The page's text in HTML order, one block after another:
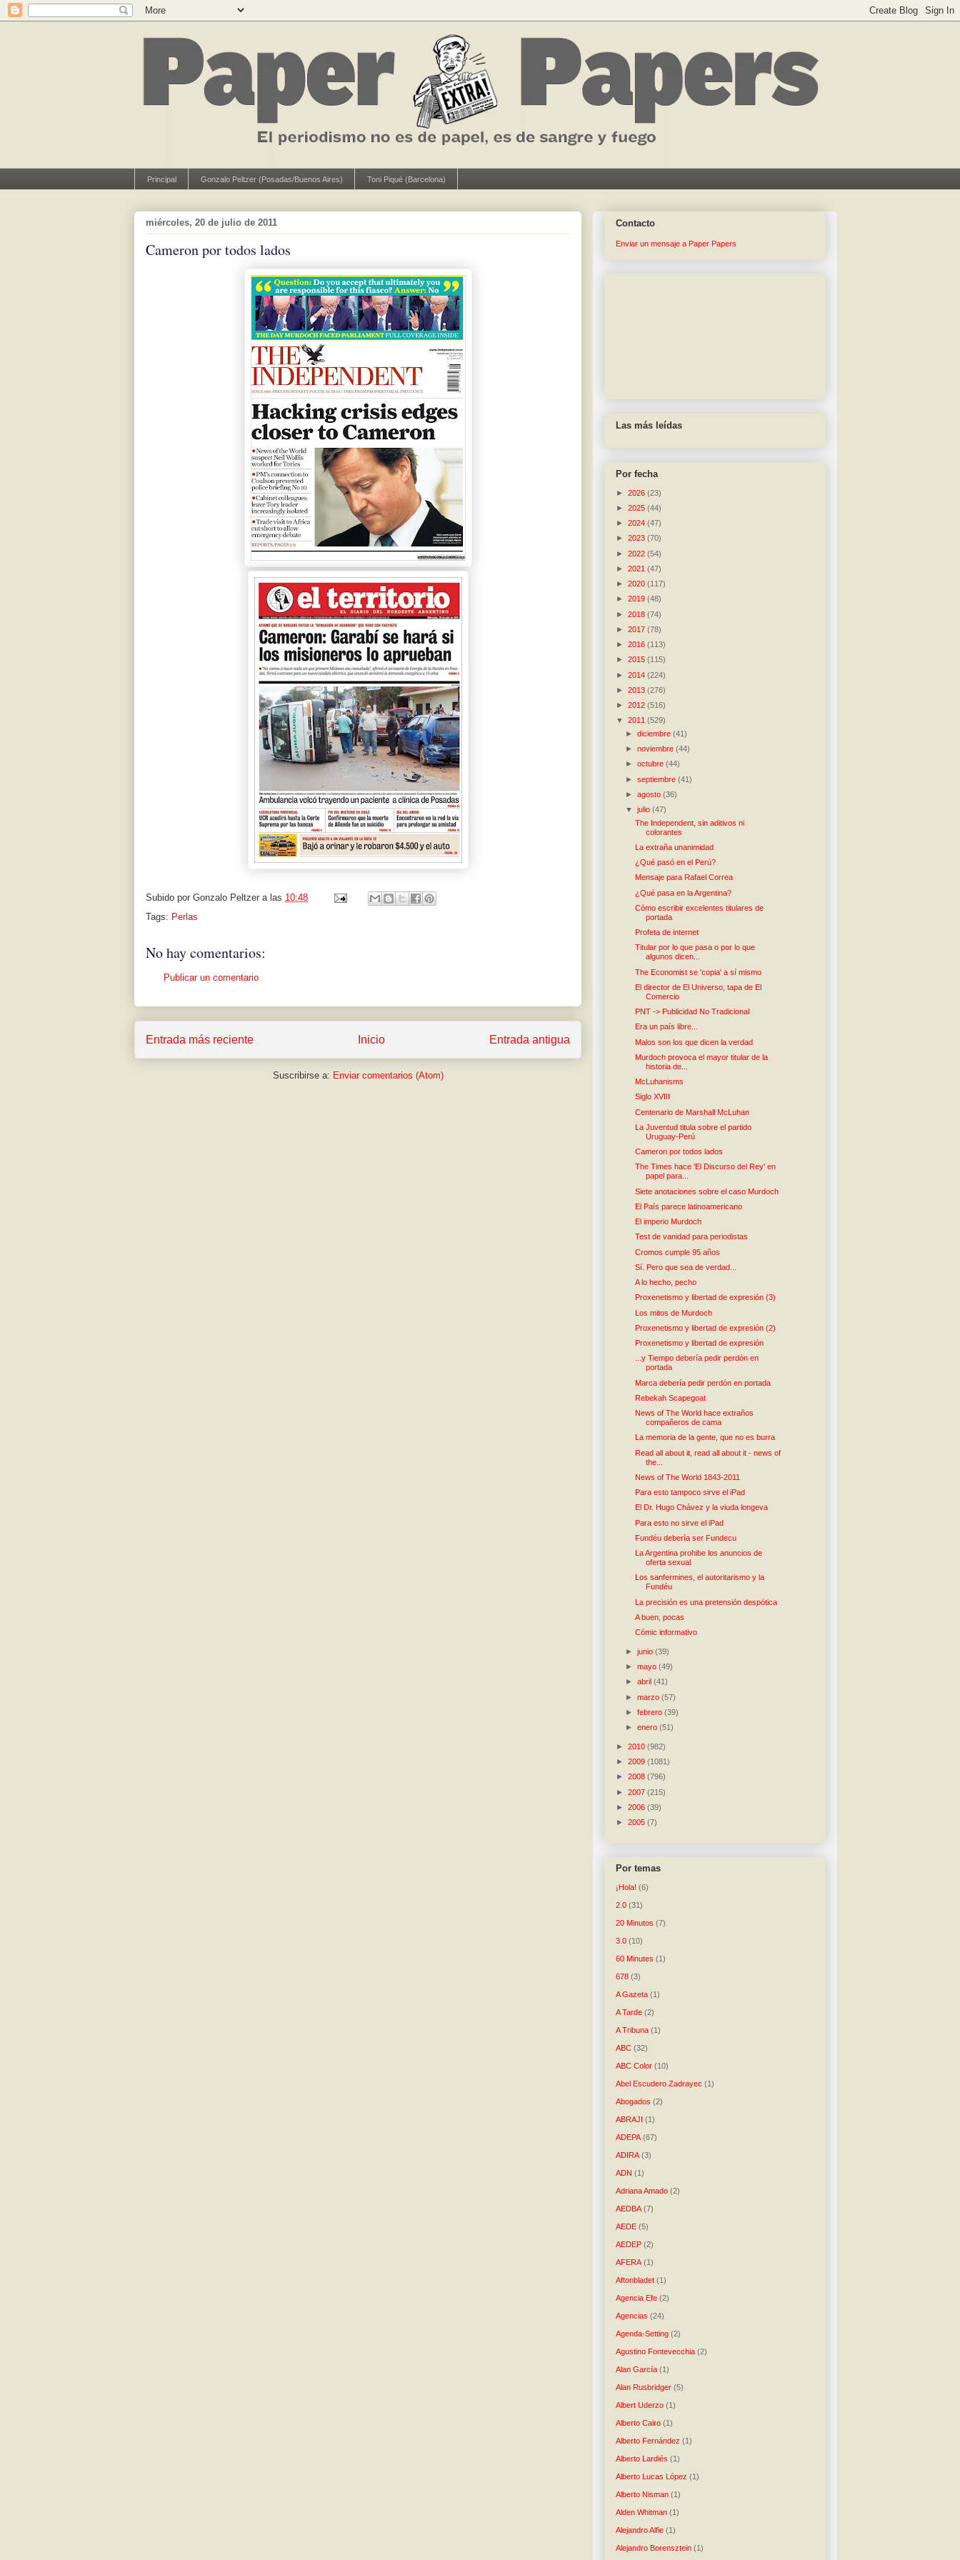
Principal Gonzalo Peltzer (Posadas/Buenos Aires) Toni Piqué (Barcelona)
miércoles, 20 de julio de 2011
Cameron por todos lados
Subido por Gonzalo Peltzer a las 10:48
Tags: Perlas
No hay comentarios:
Publicar un comentario
Entrada más reciente Entrada antigua
Inicio
Suscribirse a: Enviar comentarios (Atom)
Contacto
Enviar un mensaje a Paper Papers
Las más leídas
Por fecha
► 2026 (23)
► 2025 (44)
► 2024 (47)
► 2023 (70)
► 2022 (54)
► 2021 (47)
► 2020 (117)
► 2019 (48)
► 2018 (74)
► 2017 (78)
► 2016 (113)
► 2015 (115)
► 2014 (224)
► 2013 (276)
► 2012 (516)
▼ 2011 (529)
►diciembre(41)
►noviembre(44)
►octubre(44)
►septiembre(41)
►agosto(36)
▼julio(47)
The Independent, sin aditivos ni
colorantes
La extraña unanimidad
¿Qué pasó en el Perú?
Mensaje para Rafael Correa
¿Qué pasa en la Argentina?
Cómo escribir excelentes titulares de
portada
Profeta de internet
Titular por lo que pasa o por lo que
algunos dicen...
The Economist se 'copia' a sí mismo
El director de El Universo, tapa de El
Comercio
PNT -> Publicidad No Tradicional
Era un país libre...
Malos son los que dicen la verdad
Murdoch provoca el mayor titular de la
historia de...
McLuhanisms
Siglo XVIII
Centenario de Marshall McLuhan
La Juventud titula sobre el partido
Uruguay-Perú
Cameron por todos lados
The Times hace 'El Discurso del Rey' en
papel para...
Siete anotaciones sobre el caso Murdoch
El País parece latinoamericano
El imperio Murdoch
Test de vanidad para periodistas
Cromos cumple 95 años
Sí. Pero que sea de verdad...
A lo hecho, pecho
Proxenetismo y libertad de expresión (3)
Los mitos de Murdoch
Proxenetismo y libertad de expresión (2)
Proxenetismo y libertad de expresión
...y Tiempo debería pedir perdón en
portada
Marca debería pedir perdón en portada
Rebekah Scapegoat
News of The World hace extraños
compañeros de cama
La memoria de la gente, que no es burra
Read all about it, read all about it - news of
the...
News of The World 1843-2011
Para esto tampoco sirve el iPad
El Dr. Hugo Chávez y la viuda longeva
Para esto no sirve el iPad
Fundéu debería ser Fundecu
La Argentina prohibe los anuncios de
oferta sexual
Los sanfermines, el autoritarismo y la
Fundéu
La precisión es una pretensión despótica
A buen, pocas
Cómic informativo
►junio(39)
►mayo(49)
►abril(41)
►marzo(57)
►febrero(39)
►enero(51)
► 2010 (982)
► 2009 (1081)
► 2008 (796)
► 2007 (215)
► 2006 (39)
► 2005 (7)
Por temas
¡Hola! (6)
2.0 (31)
20 Minutos (7)
3.0 (10)
60 Minutes (1)
678 (3)
A Gazeta (1)
A Tarde (2)
A Tribuna (1)
ABC (32)
ABC Color (10)
Abel Escudero Zadrayec (1)
Abogados (2)
ABRAJI (1)
ADEPA (67)
ADIRA (3)
ADN (1)
Adriana Amado (2)
AEDBA (7)
AEDE (5)
AEDEP (2)
AFERA (1)
Aftonbladet (1)
Agencia Efe (2)
Agencias (24)
Agenda-Setting (2)
Agustino Fontevecchia (2)
Alan García (1)
Alan Rusbridger (5)
Albert Uderzo (1)
Alberto Cairo (1)
Alberto Fernández (1)
Alberto Lardiés (1)
Alberto Lucas López (1)
Alberto Nisman (1)
Alden Whitman (1)
Alejandro Alfie (1)
Alejandro Borensztein (1)